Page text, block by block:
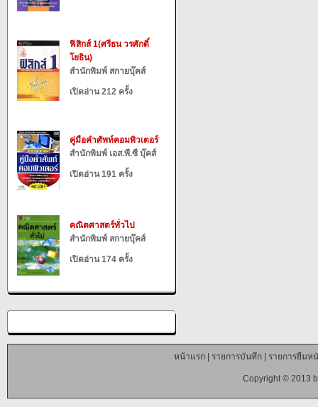
ฟิสิกส์ 1(ศรีธน วรศักดิ์
โยธิน)
สำนักพิมพ์ สกายบุ๊คส์
เปิดอ่าน 212 ครั้ง
คู่มือคำศัพท์คอมพิวเตอร์
สำนักพิมพ์ เอส.พี.ซี บุ๊คส์
เปิดอ่าน 191 ครั้ง
คณิตศาสตร์ทั่วไป
สำนักพิมพ์ สกายบุ๊คส์
เปิดอ่าน 174 ครั้ง
หน้าแรก| รายการบันทึก| รายการยืมห
Copyright © 2013